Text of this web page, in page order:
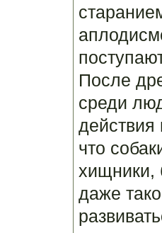
После
среди
действия
что
хищники,
даже